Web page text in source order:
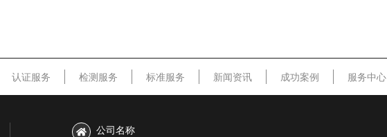
认证服务 检测服务 标准服务 新闻资讯 成功案例 服务中心
公司名称